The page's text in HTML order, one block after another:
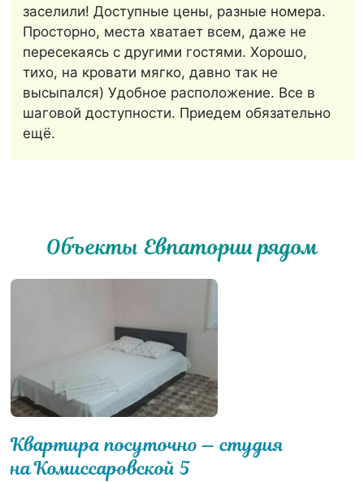
заселили! Доступные цены, разные номера.
Просторно, места хватает всем, даже не
пересекаясь с другими гостями. Хорошо,
тихо, на кровати мягко, давно так не
высыпался) Удобное расположение. Все в
шаговой доступности. Приедем обязательно
ещё.
Объекты Евпатории рядом
Квартира посуточно — студия
на Комиссаровской 5